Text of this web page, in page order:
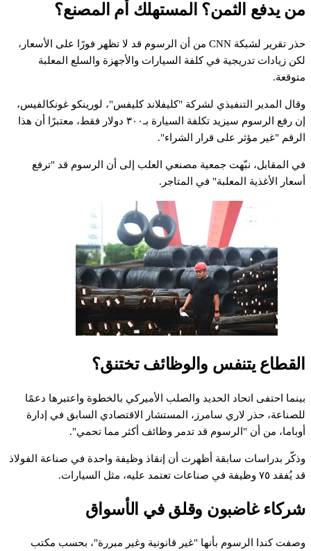
من يدفع الثمن؟ المستهلك أم المصنع؟
حذر تقرير لشبكة CNN من أن الرسوم قد لا تظهر فورًا على الأسعار،
لكن زيادات تدريجية في كلفة السيارات والأجهزة والسلع المعلبة
متوقعة.
وقال المدير التنفيذي لشركة "كليفلاند كليفس"، لورينكو غونكالفيس،
إن رفع الرسوم سيزيد تكلفة السيارة بـ٣٠٠ دولار فقط، معتبرًا أن هذا
الرقم "غير مؤثر على قرار الشراء".
في المقابل، نبّهت جمعية مصنعي العلب إلى أن الرسوم قد "ترفع
أسعار الأغذية المعلبة" في المتاجر.
القطاع يتنفس والوظائف تختنق؟
بينما احتفى اتحاد الحديد والصلب الأميركي بالخطوة واعتبرها دعمًا
للصناعة، حذر لاري سامرز، المستشار الاقتصادي السابق في إدارة
أوباما، من أن "الرسوم قد تدمر وظائف أكثر مما تحمي".
وذكّر بدراسات سابقة أظهرت أن إنقاذ وظيفة واحدة في صناعة الفولاذ
قد يُفقد ٧٥ وظيفة في صناعات تعتمد عليه، مثل السيارات.
شركاء غاضبون وقلق في الأسواق
وصفت كندا الرسوم بأنها "غير قانونية وغير مبررة"، بحسب مكتب